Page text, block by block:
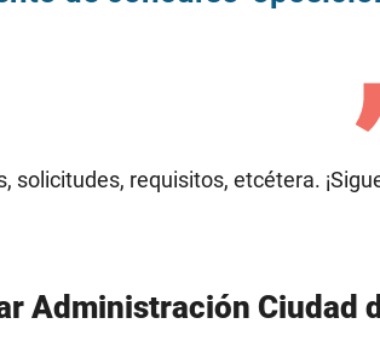
solicitudes, requisitos, etcétera.
Administración Ciudad